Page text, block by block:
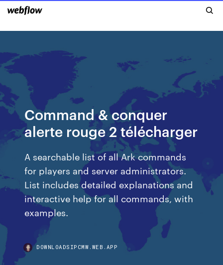
Command & conquer
alerte rouge 2 télécharger
A searchable list of all Ark commands
for players and server administrators.
List includes detailed explanations and
interactive help for all commands, with
examples.
DOWNLOADSIPCMW.WEB.APP